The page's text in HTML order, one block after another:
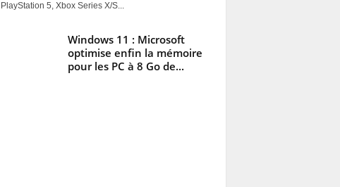
PlayStation 5, Xbox Series X/S...
Windows 11 : Microsoft
optimise enfin la mémoire
pour les PC à 8 Go de...